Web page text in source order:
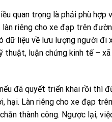
quan trọng là phải phù
làn riêng cho xe đạp trên
dữ liệu về lưu lượng người đi
thuật, luận chứng kinh tế –
đã quyết triển khai rồi thì
hại. Làn riêng cho xe đạp
thành công. Ngược lại,